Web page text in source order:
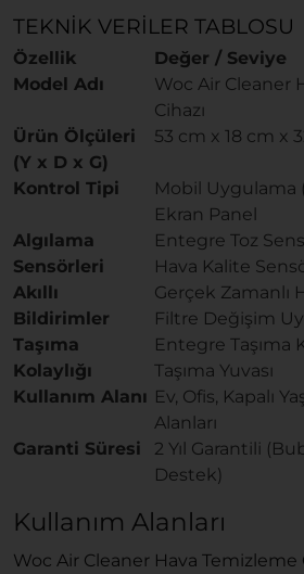
TEKNIK VERILER TABLOSU
Özellik
Değer / Seviye
Model Adı
Woc Air Cleaner
Cihazı
Ürün Ölçüleri
(Y x D x G)
53 cm x 18 cm x
Kontrol Tipi
Mobil Uygulama
Ekran Panel
Algılama
Sensörleri
Entegre Toz
Hava Kalite
Akıllı
Bildirimler
Gerçek Zamanlı
Filtre Değişim
Taşıma
Kolaylığı
Entegre Taşıma
Taşıma Yuvası
Kullanım Alanı Ev, Ofis, Kapalı
Alanları
Garanti Süresi
2 Yıl Garantili
Destek)
Kullanım Alanları
Woc Air Cleaner Hava Temizleme